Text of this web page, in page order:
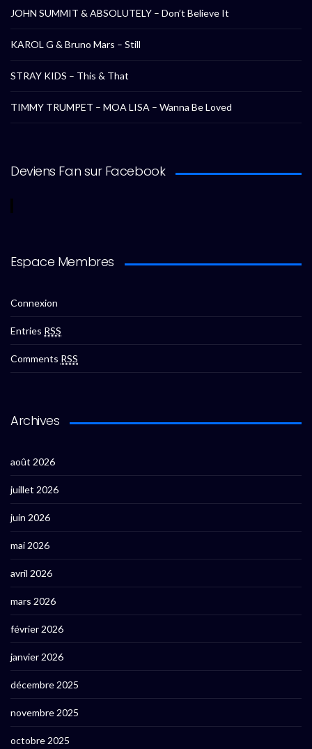
JOHN SUMMIT & ABSOLUTELY – Don’t Believe It
KAROL G & Bruno Mars – Still
STRAY KIDS – This & That
TIMMY TRUMPET – MOA LISA – Wanna Be Loved
Deviens Fan sur Facebook
Espace Membres
Connexion
Entries RSS
Comments RSS
Archives
août 2026
juillet 2026
juin 2026
mai 2026
avril 2026
mars 2026
février 2026
janvier 2026
décembre 2025
novembre 2025
octobre 2025